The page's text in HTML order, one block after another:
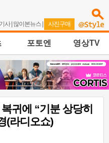
사| 많이본뉴스 | 사진구매
포토엔 영상TV
귀에 “기분 상당히
(라디오쇼)